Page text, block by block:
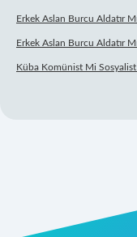
Erkek Aslan Burcu Aldatır Mı
Erkek Aslan Burcu Aldatır Mı
Küba Komünist Mi